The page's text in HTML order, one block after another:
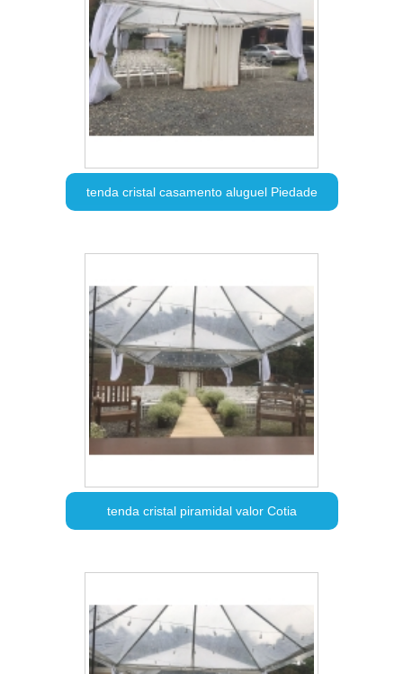
tenda cristal casamento aluguel Piedade
tenda cristal piramidal valor Cotia